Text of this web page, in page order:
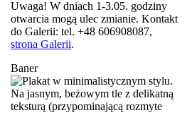
Uwaga! W dniach 1-3.05. godziny
otwarcia mogą ulec zmianie. Kontakt
do Galerii: tel. +48 606908087,
strona Galerii.
Baner